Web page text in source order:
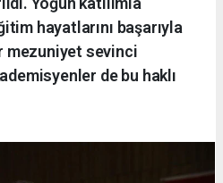
hayatlarını başarıyla
mezuniyet sevinci
de bu haklı